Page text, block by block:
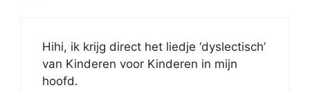
Hihi, ik krijg direct het liedje ‘dyslectisch’
van Kinderen voor Kinderen in mijn
hoofd.